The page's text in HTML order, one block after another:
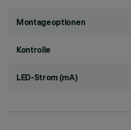
Montageoptionen
Kontrolle
LED-Strom (mA)